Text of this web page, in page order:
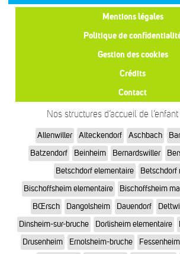
Mentions légales
Politique de
Gestion des cookies
Crédits
Contact
Nos structures d’accueil de
Allenwiller Alteckendorf Aschbach
Batzendorf
Beinheim Bernardswiller
Betschdorf elementaire
Betschdorf
Bischoffsheim elementaire
Bischoffsheim
BŒrsch
Dangolsheim Dauendorf
Dinsheim-sur-bruche
Dorlisheim elementaire
Drusenheim
Ernolsheim-bruche